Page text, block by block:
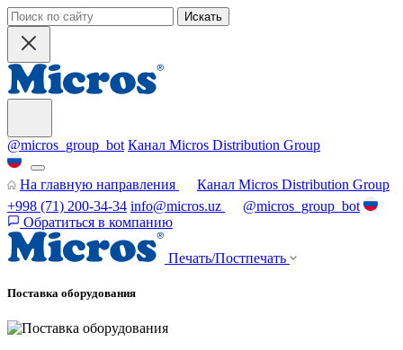
Искать
@micros_group_bot Канал Micros Distribution Group
На главную направления
Канал Micros Distribution Group
+998 (71) 200-34-34 info@micros.uz
@micros_group_bot
Обратиться в компанию
Печать/Постпечать
Поставка оборудования